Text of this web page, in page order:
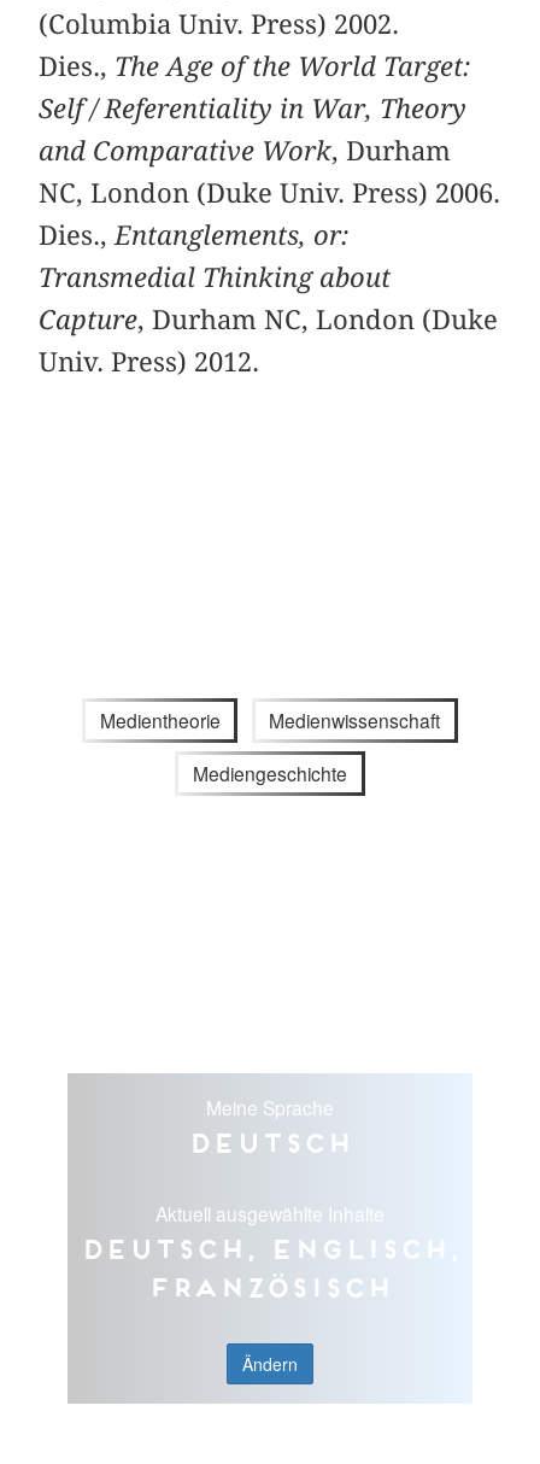
(Columbia Univ. Press) 2002.
Dies., The Age of the World Target:
Self / Referentiality in War, Theory
and Comparative Work, Durham
NC, London (Duke Univ. Press) 2006.
Dies., Entanglements, or:
Transmedial Thinking about
Capture, Durham NC, London (Duke
Univ. Press) 2012.
Medientheorie Medienwissenschaft
Mediengeschichte
Meine Sprache
Deutsch
Aktuell ausgewählte Inhalte
Deutsch, Englisch,
Französisch
Ändern